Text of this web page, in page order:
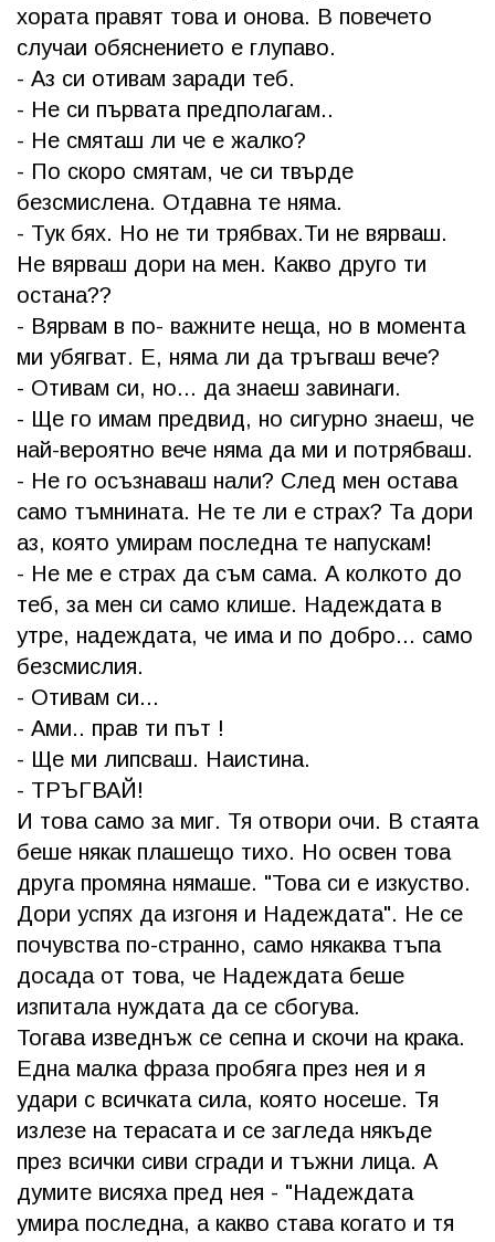
хората правят това и онова. В повечето
случаи обяснението е глупаво.
- Аз си отивам заради теб.
- Не си първата предполагам..
- Не смяташ ли че е жалко?
- По скоро смятам, че си твърде
безсмислена. Отдавна те няма.
- Тук бях. Но не ти трябвах.Ти не вярваш.
Не вярваш дори на мен. Какво друго ти
остана??
- Вярвам в по- важните неща, но в момента
ми убягват. Е, няма ли да тръгваш вече?
- Отивам си, но... да знаеш завинаги.
- Ще го имам предвид, но сигурно знаеш, че
най-вероятно вече няма да ми и потрябваш.
- Не го осъзнаваш нали? След мен остава
само тъмнината. Не те ли е страх? Та дори
аз, която умирам последна те напускам!
- Не ме е страх да съм сама. А колкото до
теб, за мен си само клише. Надеждата в
утре, надеждата, че има и по добро... само
безсмислия.
- Отивам си...
- Ами.. прав ти път !
- Ще ми липсваш. Наистина.
- ТРЪГВАЙ!
И това само за миг. Тя отвори очи. В стаята
беше някак плашещо тихо. Но освен това
друга промяна нямаше. "Това си е изкуство.
Дори успях да изгоня и Надеждата". Не се
почувства по-странно, само някаква тъпа
досада от това, че Надеждата беше
изпитала нуждата да се сбогува.
Тогава изведнъж се сепна и скочи на крака.
Една малка фраза пробяга през нея и я
удари с всичката сила, която носеше. Тя
излезе на терасата и се загледа някъде
през всички сиви сгради и тъжни лица. А
думите висяха пред нея - "Надеждата
умира последна, а какво става когато и тя